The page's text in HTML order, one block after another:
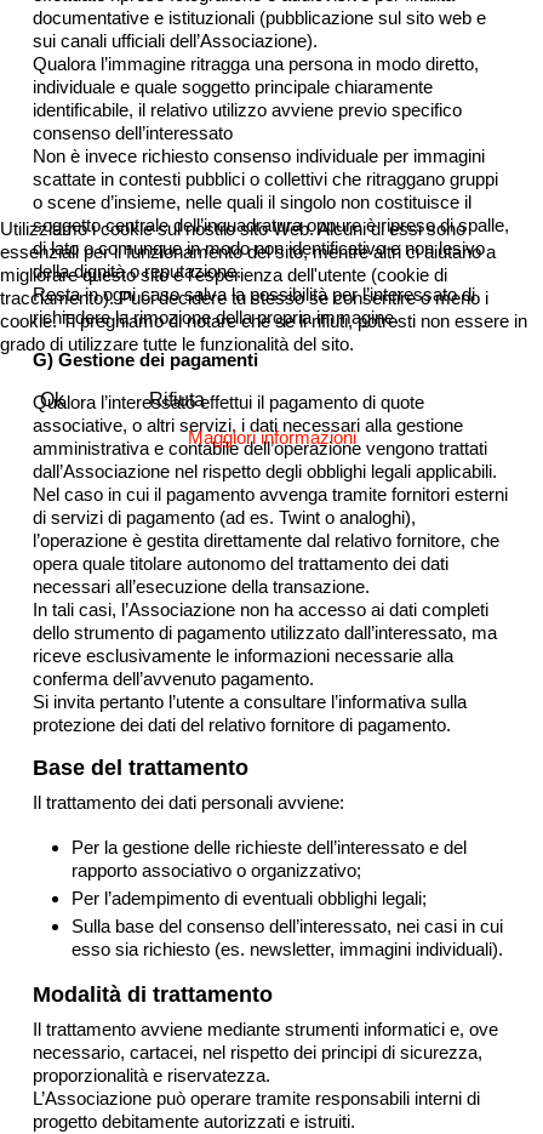
documentative e istituzionali (pubblicazione sul sito web e
sui canali ufficiali dell’Associazione).
Qualora l’immagine ritragga una persona in modo diretto,
individuale e quale soggetto principale chiaramente
identificabile, il relativo utilizzo avviene previo specifico
consenso dell’interessato
Non è invece richiesto consenso individuale per immagini
scattate in contesti pubblici o collettivi che ritraggano gruppi
o scene d’insieme, nelle quali il singolo non costituisce il
soggetto centrale dell’inquadratura oppure è ripreso di spalle,
di lato o comunque in modo non identificativo e non lesivo
della dignità o reputazione.
Resta in ogni caso salva la possibilità per l’interessato di
richiedere la rimozione della propria immagine.
G) Gestione dei pagamenti
Qualora l’interessato effettui il pagamento di quote
associative, o altri servizi, i dati necessari alla gestione
amministrativa e contabile dell’operazione vengono trattati
dall’Associazione nel rispetto degli obblighi legali applicabili.
Nel caso in cui il pagamento avvenga tramite fornitori esterni
di servizi di pagamento (ad es. Twint o analoghi),
l’operazione è gestita direttamente dal relativo fornitore, che
opera quale titolare autonomo del trattamento dei dati
necessari all’esecuzione della transazione.
In tali casi, l’Associazione non ha accesso ai dati completi
dello strumento di pagamento utilizzato dall’interessato, ma
riceve esclusivamente le informazioni necessarie alla
conferma dell’avvenuto pagamento.
Si invita pertanto l’utente a consultare l’informativa sulla
protezione dei dati del relativo fornitore di pagamento.
Base del trattamento
Il trattamento dei dati personali avviene:
Per la gestione delle richieste dell’interessato e del
rapporto associativo o organizzativo;
Per l’adempimento di eventuali obblighi legali;
Sulla base del consenso dell’interessato, nei casi in cui
esso sia richiesto (es. newsletter, immagini individuali).
Modalità di trattamento
Il trattamento avviene mediante strumenti informatici e, ove
necessario, cartacei, nel rispetto dei principi di sicurezza,
proporzionalità e riservatezza.
L’Associazione può operare tramite responsabili interni di
progetto debitamente autorizzati e istruiti.
Utilizziamo i cookie sul nostro sito Web. Alcuni di essi sono
essenziali per il funzionamento del sito, mentre altri ci aiutano a
migliorare questo sito e l'esperienza dell'utente (cookie di
tracciamento). Puoi decidere tu stesso se consentire o meno i
cookie. Ti preghiamo di notare che se li rifiuti, potresti non essere in
grado di utilizzare tutte le funzionalità del sito.
Ok
Rifiuta
Maggiori informazioni